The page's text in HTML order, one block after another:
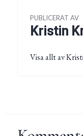
PUBLICERAT AV
Kristin
Visa allt av